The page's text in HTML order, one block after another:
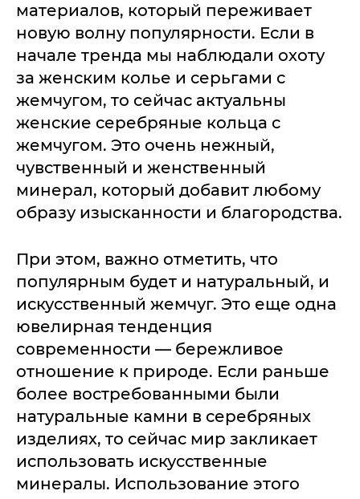
материалов, который переживает
новую волну популярности. Если в
начале тренда мы наблюдали охоту
за женским колье и серьгами с
жемчугом, то сейчас актуальны
женские серебряные кольца с
жемчугом. Это очень нежный,
чувственный и женственный
минерал, который добавит любому
образу изысканности и благородства.
При этом, важно отметить, что
популярным будет и натуральный, и
искусственный жемчуг. Это еще одна
ювелирная тенденция
современности — бережливое
отношение к природе. Если раньше
более востребованными были
натуральные камни в серебряных
изделиях, то сейчас мир закликает
использовать искусственные
минералы. Использование этого